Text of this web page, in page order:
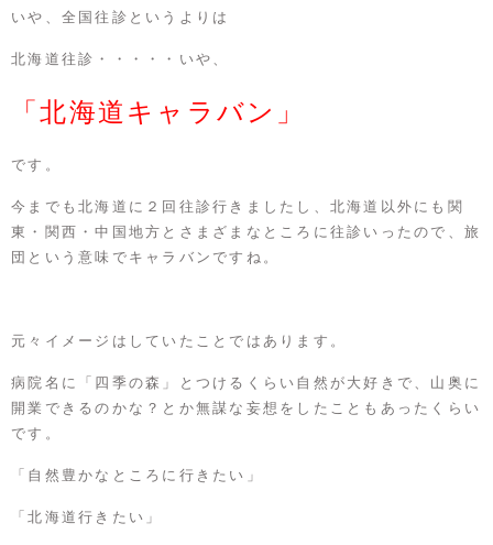
いや、全国往診というよりは
北海道往診・・・・・いや、
「北海道キャラバン」
です。
今までも北海道に２回往診行きましたし、北海道以外にも関
東・関西・中国地方とさまざまなところに往診いったので、旅
団という意味でキャラバンですね。
元々イメージはしていたことではあります。
病院名に「四季の森」とつけるくらい自然が大好きで、山奥に
開業できるのかな？とか無謀な妄想をしたこともあったくらい
です。
「自然豊かなところに行きたい」
「北海道行きたい」